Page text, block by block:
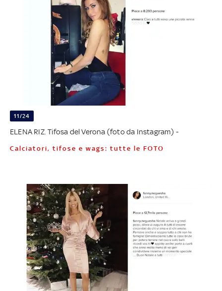
11/24
ELENA RIZ. Tifosa del Verona (foto da Instagram) -
Calciatori, tifose e wags: tutte le FOTO